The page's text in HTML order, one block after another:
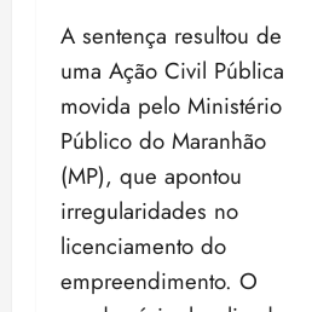
A sentença resultou de
uma Ação Civil Pública
movida pelo Ministério
Público do Maranhão
(MP), que apontou
irregularidades no
licenciamento do
empreendimento. O